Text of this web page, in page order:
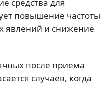
средства для
повышение частоты
явлений и снижение
после приема
случаев, когда